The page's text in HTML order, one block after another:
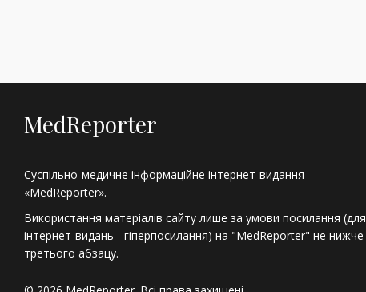
MedReporter
Суспільно-медичне інформаційне інтернет-видання
«MedReporter».
Використання матеріалів сайту лише за умови посилання (для
інтернет-видань - гіперпосилання) на "MedReporter" не нижче
третього абзацу.